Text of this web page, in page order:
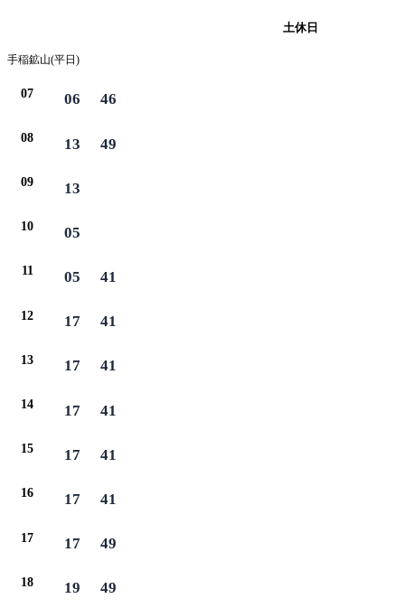
土休日
手稲鉱山(平日)
07 06 46
08 13 49
09 13
10 05
11 05 41
12 17 41
13 17 41
14 17 41
15 17 41
16 17 41
17 17 49
18 19 49